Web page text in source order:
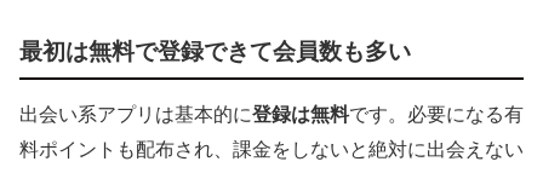
最初は無料で登録できて会員数も多い
出会い系アプリは基本的に登録は無料です。必要になる有
料ポイントも配布され、課金をしないと絶対に出会えない